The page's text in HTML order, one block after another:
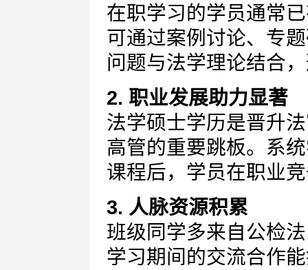
在职学习的学员通常
可通过案例讨论、专
问题与法学理论结合
2. 职业发展助力显著
法学硕士学历是晋升
高管的重要跳板。系
课程后，学员在职业
3. 人脉资源积累
班级同学多来自公检
学习期间的交流合作